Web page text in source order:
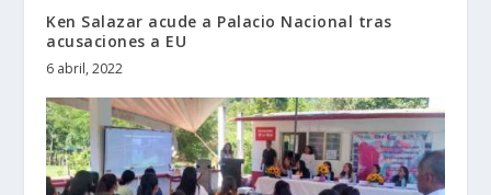
Ken Salazar acude a Palacio Nacional tras
acusaciones a EU
6 abril, 2022